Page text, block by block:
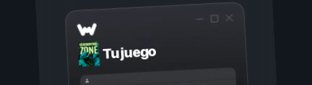
Tu juego